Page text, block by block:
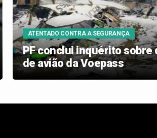
ATENTADO CONTRA A SEGURANÇA
PF conclui inquérito sobre
de avião da Voepass